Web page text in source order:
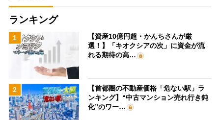
ランキング
1
【資産10億円超・かんちさんが厳
選！】「キオクシアの次」に資金が流
れる期待の高…
2
【首都圏の不動産価格「危ない駅」ラ
ンキング】“中古マンション売れ行き鈍
化”のワー…